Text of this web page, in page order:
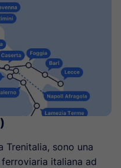
Trenitalia, sono una
italiana ad